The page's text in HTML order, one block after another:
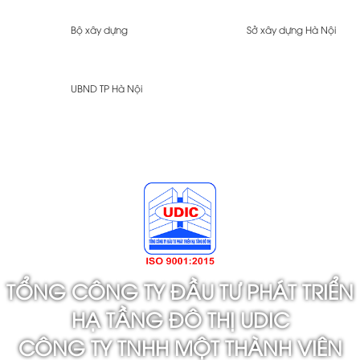
Bộ xây dựng Sở xây dựng Hà Nội
UBND TP Hà Nội
TỔNG CÔNG TY ĐẦU TƯ PHÁT TRIỂN
HẠ TẦNG ĐÔ THỊ UDIC
CÔNG TY TNHH MỘT THÀNH VIÊN